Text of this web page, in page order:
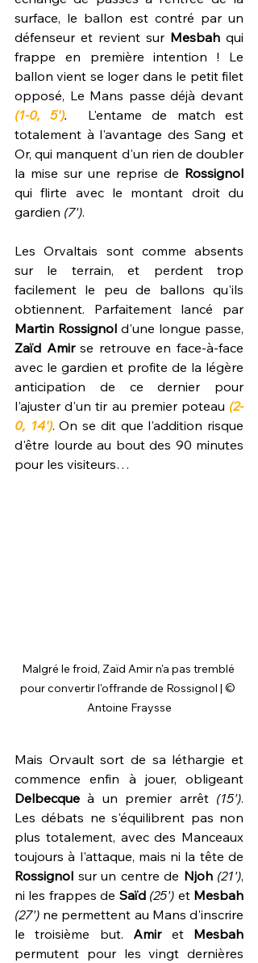
surface, le ballon est contré par un
défenseur et revient sur Mesbah qui
frappe en première intention ! Le
ballon vient se loger dans le petit filet
(1-0, 5').
  L'entame de match est
totalement à l'avantage des Sang et
Or, qui manquent d'un rien de doubler
la mise sur une reprise de Rossignol
qui flirte avec le montant droit du
gardien (7').
Les Orvaltais sont comme absents
sur le terrain, et perdent trop
facilement le peu de ballons qu'ils
obtiennent. Parfaitement lancé par
Martin Rossignol
Zaïd Amir se retrouve en face-à-face
avec le gardien et profite de la légère
anticipation de ce dernier pour
l'ajuster d'un tir au premier poteau (2-
0, 14'). On se dit que l'addition risque
d'être lourde au bout des 90 minutes
pour les visiteurs…
Malgré le froid, Zaïd Amir n'a pas tremblé
pour convertir l'offrande de Rossignol | ©
Antoine Fraysse
Mais Orvault sort de sa léthargie et
Delbecque à un premier arrêt (15').
Les débats ne s'équilibrent pas non
plus totalement, avec des Manceaux
Rossignol sur un centre de Njoh (21'),
ni les frappes de Saïd (25') et
(27') ne permettent au Mans d'inscrire
le troisième but. Amir et Mesbah
permutent pour les vingt dernières